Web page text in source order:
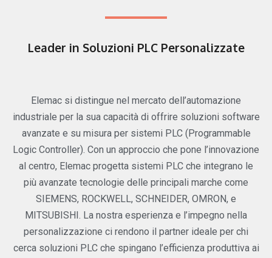
Leader in Soluzioni PLC Personalizzate
Elemac si distingue nel mercato dell’automazione
industriale per la sua capacità di offrire soluzioni software
avanzate e su misura per sistemi PLC (Programmable
Logic Controller). Con un approccio che pone l’innovazione
al centro, Elemac progetta sistemi PLC che integrano le
più avanzate tecnologie delle principali marche come
SIEMENS, ROCKWELL, SCHNEIDER, OMRON, e
MITSUBISHI. La nostra esperienza e l’impegno nella
personalizzazione ci rendono il partner ideale per chi
cerca soluzioni PLC che spingano l’efficienza produttiva ai